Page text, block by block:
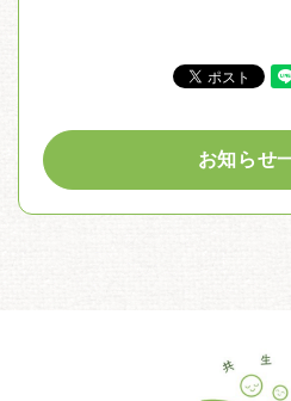
お知らせ